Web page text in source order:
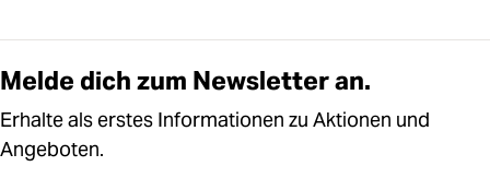
Melde dich zum Newsletter an.
Erhalte als erstes Informationen zu Aktionen und
Angeboten.